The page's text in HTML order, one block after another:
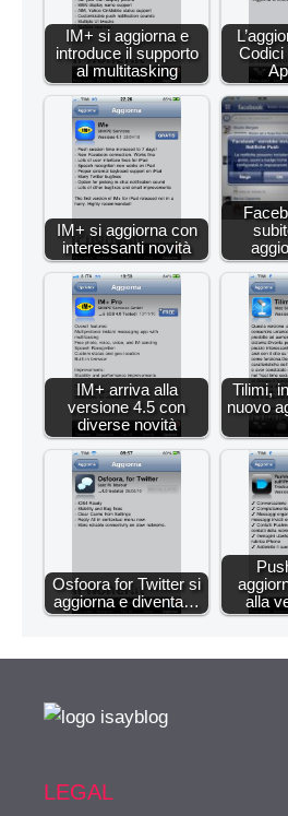
IM+ si aggiorna e
introduce il supporto
al multitasking
Codici
IM+ si aggiorna con
interessanti novità
IM+ arriva alla
versione 4.5 con
diverse novità
Tilimi,
nuovo
Osfoora for Twitter si
aggiorna e diventa…
alla
LEGAL